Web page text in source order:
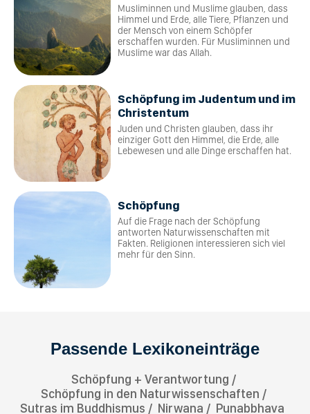
Musliminnen und Muslime glauben, dass
Himmel und Erde, alle Tiere, Pflanzen und
der Mensch von einem Schöpfer
erschaffen wurden. Für Musliminnen und
Muslime war das Allah.
Schöpfung im Judentum und im
Christentum
Juden und Christen glauben, dass ihr
einziger Gott den Himmel, die Erde, alle
Lebewesen und alle Dinge erschaffen hat.
Schöpfung
Auf die Frage nach der Schöpfung
antworten Naturwissenschaften mit
Fakten. Religionen interessieren sich viel
mehr für den Sinn.
Passende Lexikoneinträge
Schöpfung + Verantwortung
Schöpfung in den Naturwissenschaften
Sutras im Buddhismus
Nirwana Punabbhava